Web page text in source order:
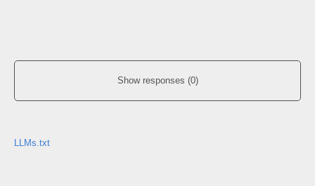
Show responses (0)
LLMs.txt